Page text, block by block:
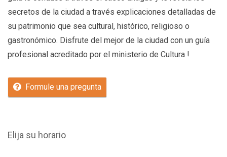
secretos de la ciudad a través explicaciones detalladas de
su patrimonio que sea cultural, histórico, religioso o
gastronómico. Disfrute del mejor de la ciudad con un guía
profesional acreditado por el ministerio de Cultura !
Formule una pregunta
Elija su horario